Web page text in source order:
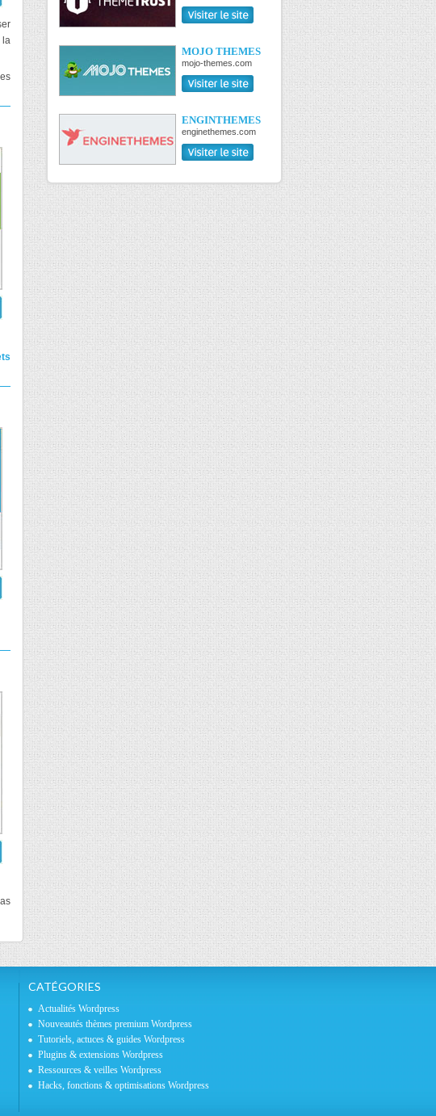
la
MOJO THEMES
mojo-themes.com
ENGINTHEMES
enginethemes.com
CATÉGORIES
Actualités Wordpress
Nouveautés thèmes premium Wordpress
Tutoriels, actuces & guides Wordpress
Plugins & extensions Wordpress
Ressources & veilles Wordpress
Hacks, fonctions & optimisations Wordpress